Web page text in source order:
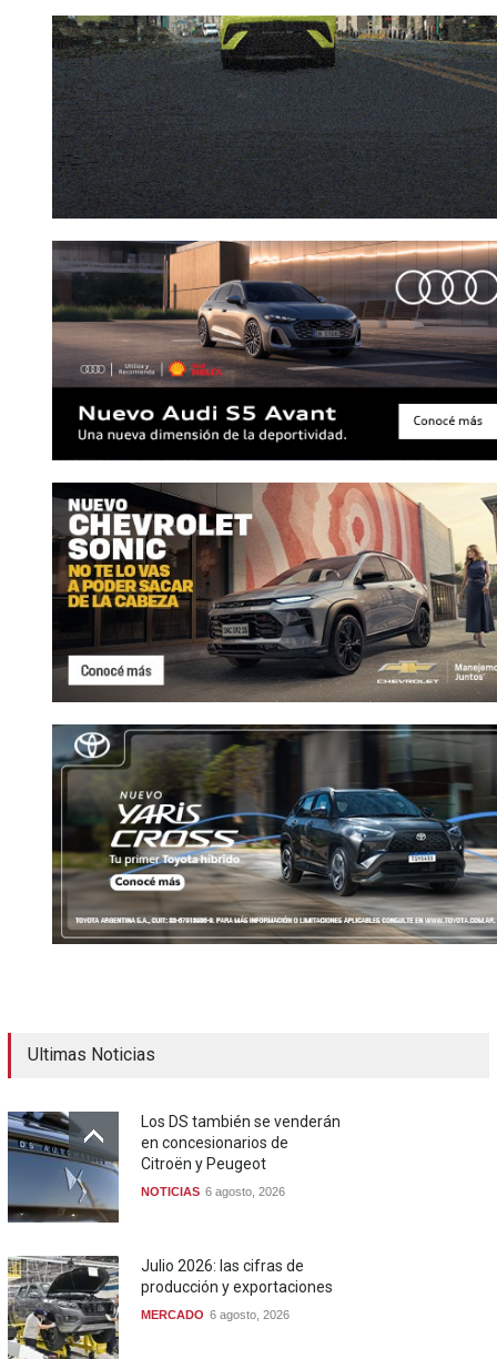
Ultimas Noticias
Los DS también se venderán
en concesionarios de
Citroën y Peugeot
NOTICIAS 6 agosto, 2026
Julio 2026: las cifras de
producción y exportaciones
MERCADO 6 agosto, 2026